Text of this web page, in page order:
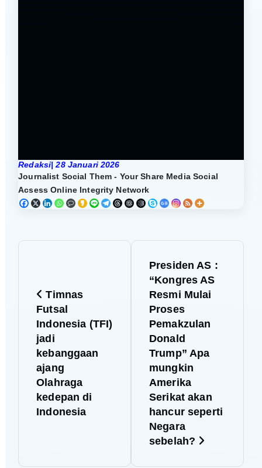
Redaksi| 28 Januari 2026
Journalist Social Them - Your Share Media Social
Acsess Online Integrity Network
Timnas
Futsal
Indonesia (TFI)
jadi
kebanggaan
ajang
Olahraga
kedepan di
Indonesia
Presiden AS :
“Kongres AS
Resmi Mulai
Proses
Pemakzulan
Donald
Trump” Apa
mungkin
Amerika
Serikat akan
hancur seperti
Negara
sebelah?